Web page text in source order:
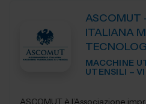
ASCOMUT
ITALIANA
MACCHINE
UTENSILI –
ASCOMUT è l’Associazione